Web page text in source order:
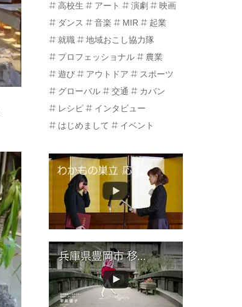
高校生
アート 演劇
映画
ダンス
音楽 MIR
起業
就職
地域おこし協力隊
プロフェッショナル
農業
遊び
アウトドア
スポーツ
グローバル
交通
カバン
レシピ
インタビュー
はじめまして
イベント